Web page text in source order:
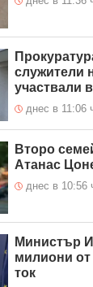
служители
участвали
днес в 11:06
Второ
Атанас
днес в 10:56
Министър
милиони от
ток